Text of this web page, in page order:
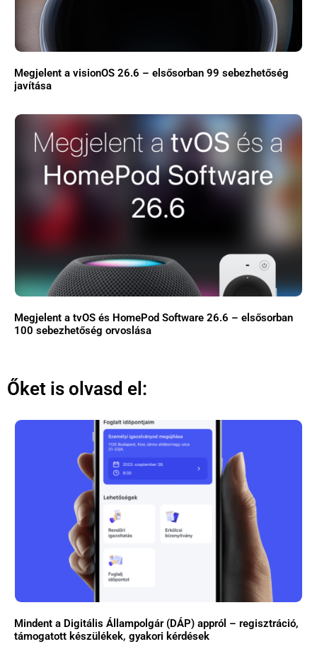
Megjelent a visionOS 26.6 – elsősorban 99 sebezhetőség
javítása
Megjelent a tvOS és HomePod Software 26.6 – elsősorban
100 sebezhetőség orvoslása
Őket is olvasd el:
Mindent a Digitális Állampolgár (DÁP) appról – regisztráció,
támogatott készülékek, gyakori kérdések